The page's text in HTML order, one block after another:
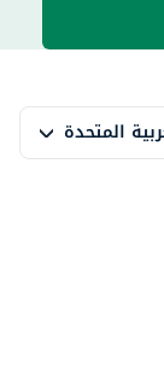
المتحدة